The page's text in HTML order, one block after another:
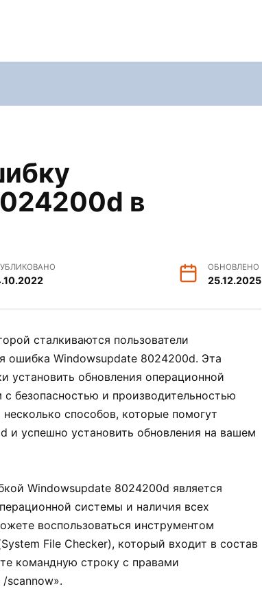
в
ОБНОВЛЕНО
25.12.2025
сталкиваются пользователи
ошибка Windowsupdate 8024200d. Эта
установить обновления операционной
безопасностью и производительностью
способов, которые помогут
и успешно установить обновления на вашем
Windowsupdate 8024200d является
системы и наличия всех
воспользоваться инструментом
File Checker), который входит в состав
командную строку с правами
scannow».